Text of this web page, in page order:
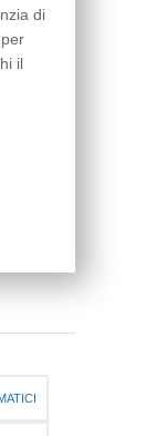
di
il